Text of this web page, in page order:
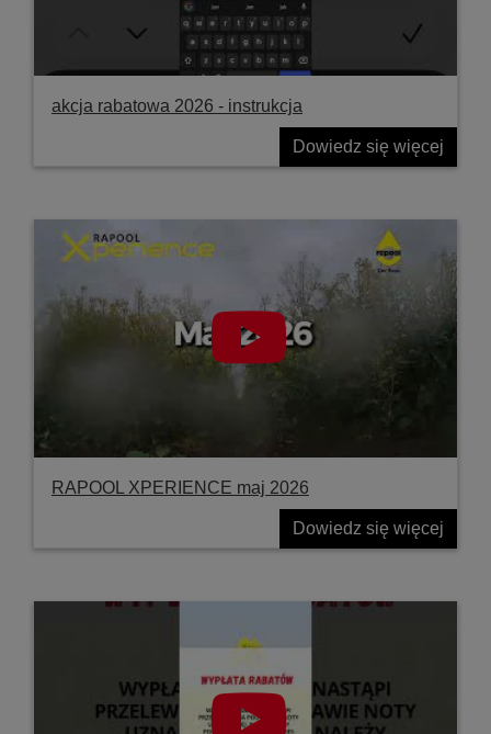
akcja rabatowa 2026 - instrukcja
Dowiedz się więcej
RAPOOL XPERIENCE maj 2026
Dowiedz się więcej